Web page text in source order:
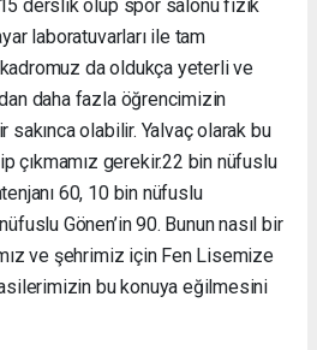
15 derslik olup spor salonu fizik
laboratuvarları ile tam
kadromuz da oldukça yeterli ve
daha fazla öğrencimizin
sakınca olabilir. Yalvaç olarak bu
çıkmamız gerekir.22 bin nüfuslu
60, 10 bin nüfuslu
Gönen’in 90. Bunun nasıl bir
ve şehrimiz için Fen Lisemize
bu konuya eğilmesini